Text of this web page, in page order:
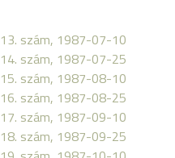
13. szám, 1987-07-10
14. szám, 1987-07-25
15. szám, 1987-08-10
16. szám, 1987-08-25
17. szám, 1987-09-10
18. szám, 1987-09-25